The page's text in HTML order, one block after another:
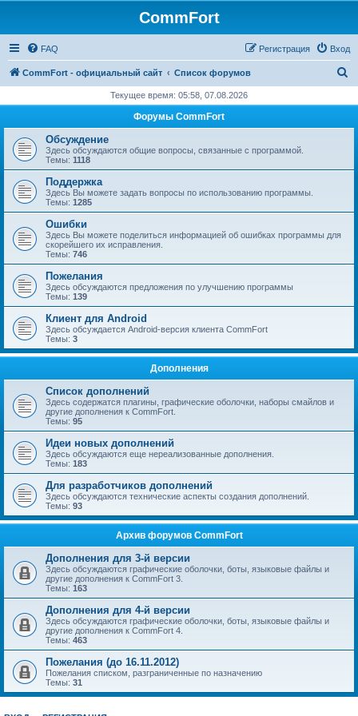
CommFort
FAQ Вход
Регистрация
CommFort - официальный сайт Список форумов
с
Текущее время: 05:58, 07.08.2026
Форумы CommFort
Обсуждение
Здесь обсуждаются общие вопросы, связанные с программой.
Темы: 1118
Поддержка
Здесь Вы можете задать вопросы по использованию программы.
Темы: 1285
Ошибки
Здесь Вы можете поделиться информацией об ошибках программы для
скорейшего их исправления.
Темы: 746
Пожелания
Здесь обсуждаются предложения по улучшению программы
Темы: 139
Клиент для Android
Здесь обсуждается Android-версия клиента CommFort
Темы: 3
Дополнения
Список дополнений
Здесь содержатся плагины, графические оболочки, наборы смайлов и
другие дополнения к CommFort.
Темы: 95
Идеи новых дополнений
Здесь обсуждаются еще нереализованные дополнения.
Темы: 183
Для разработчиков дополнений
Здесь обсуждаются технические аспекты создания дополнений.
Темы: 93
Архив форумов CommFort
Дополнения для 3-й версии
Здесь обсуждаются графические оболочки, боты, языковые файлы и
другие дополнения к CommFort 3.
Темы: 163
Дополнения для 4-й версии
Здесь обсуждаются графические оболочки, боты, языковые файлы и
другие дополнения к CommFort 4.
Темы: 463
Пожелания (до 16.11.2012)
Пожелания списком, разграниченные по назначению
Темы: 31